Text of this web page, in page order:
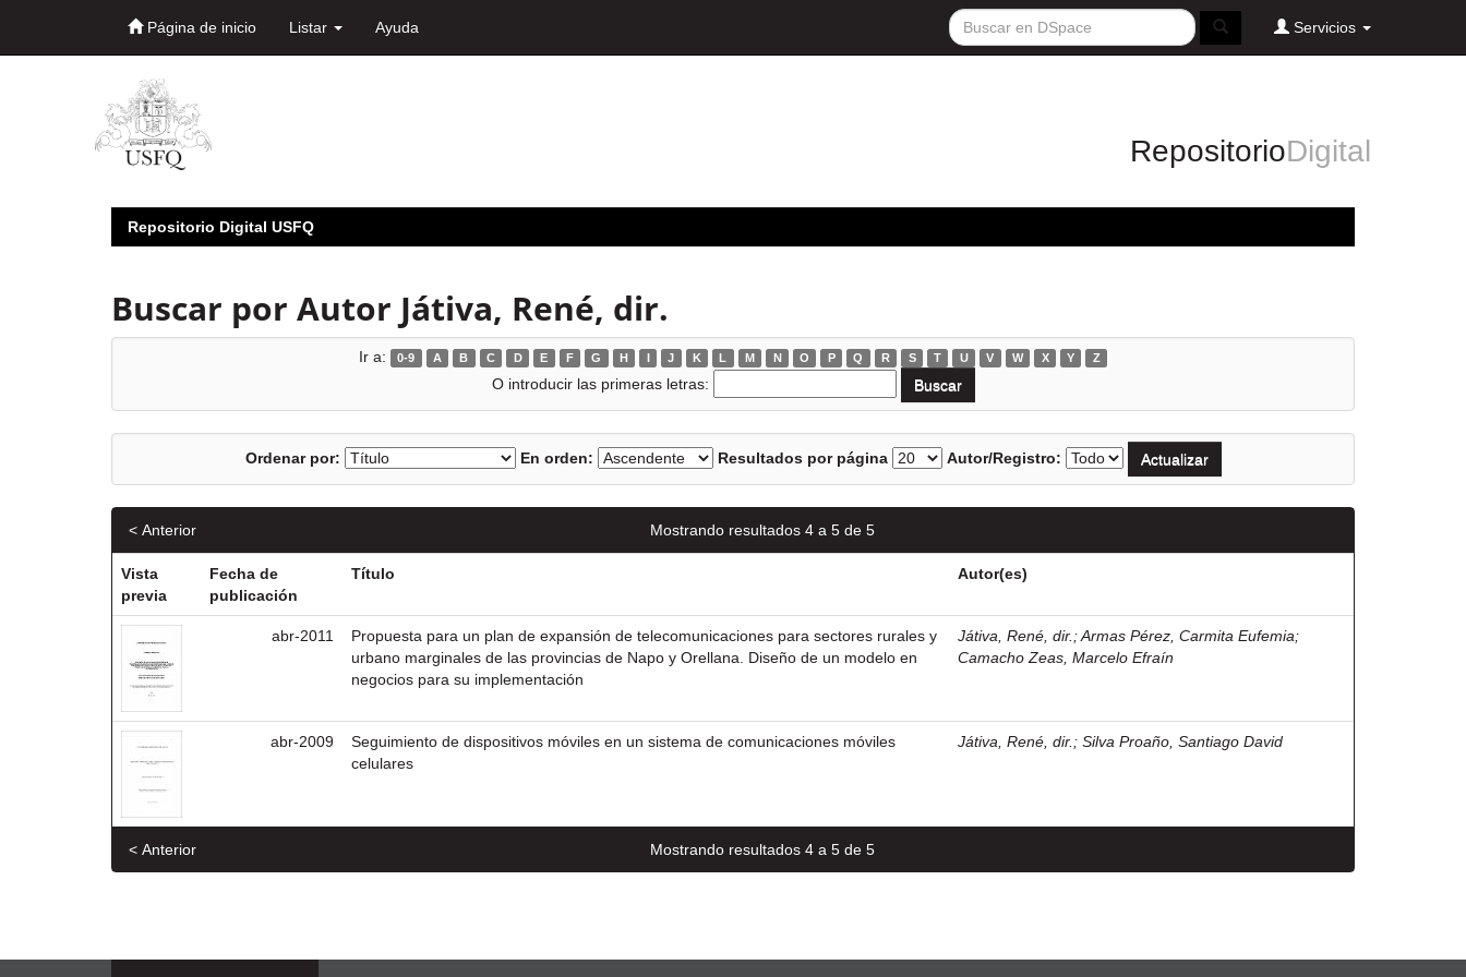
Página de inicio Listar Ayuda Servicios
RepositorioDigital
Repositorio Digital USFQ
Buscar por Autor Játiva, René, dir.
Ir a: 0-9 A B C D E F G H I J K L M N O P Q R S T U V W X Y Z
O introducir las primeras letras:
Ordenar por: En orden: Resultados por página Autor/Registro:
Mostrando resultados 4 a 5 de 5
< Anterior
Vista
previa
Fecha de
publicación
Título Autor(es)
abr-2011
Propuesta para un plan de expansión de telecomunicaciones para sectores rurales y
urbano marginales de las provincias de Napo y Orellana. Diseño de un modelo en
negocios para su implementación
Játiva, René, dir. ;Armas Pérez, Carmita Eufemia;
Camacho Zeas, Marcelo Efraín
abr-2009
Seguimiento de dispositivos móviles en un sistema de comunicaciones móviles
celulares
Játiva, René, dir. ; Silva Proaño, Santiago David
Mostrando resultados 4 a 5 de 5
< Anterior